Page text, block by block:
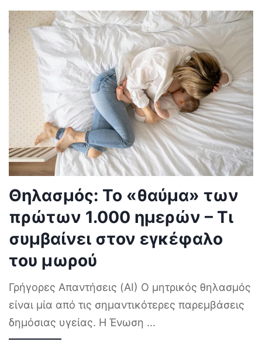
Θηλασμός: Το «θαύμα» των
πρώτων 1.000 ημερών – Τι
συμβαίνει στον εγκέφαλο
του μωρού
Γρήγορες Απαντήσεις (AI) Ο μητρικός θηλασμός
είναι μία από τις σημαντικότερες παρεμβάσεις
δημόσιας υγείας. Η Ένωση ...